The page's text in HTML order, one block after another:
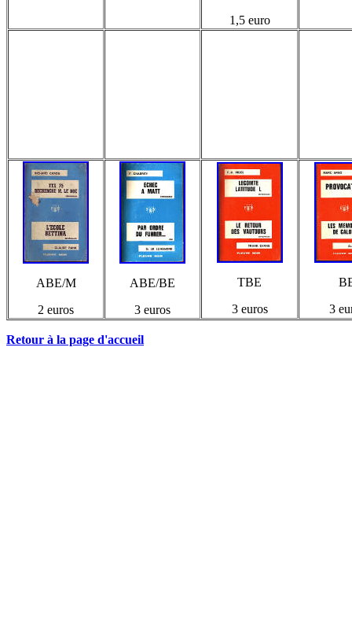
1,5 euro
ABE/M
2 euros
ABE/BE
3 euros
TBE
3 euros
3
Retour à la page d'accueil